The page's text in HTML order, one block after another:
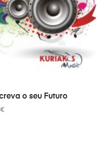
o seu Futuro
€